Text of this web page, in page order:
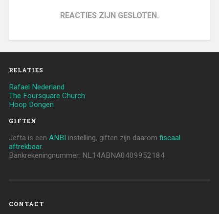
REACTIES ZIJN GESLOTEN.
RELATIES
Rafael Nederland
The Foursquare Church
Hoop Dongen
GIFTEN
Jefta is een ANBI instelling, giften zijn daarom fiscaal
aftrekbaar.
Bankrekeningnummer: NL14ABNA0409952184
CONTACT